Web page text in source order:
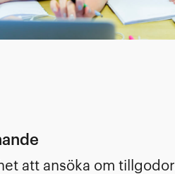
att ansöka om